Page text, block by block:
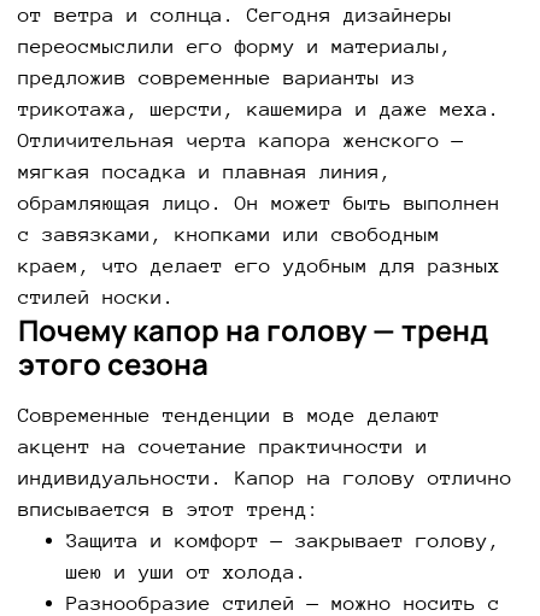
от ветра и солнца. Сегодня дизайнеры
переосмыслили его форму и материалы,
предложив современные варианты из
трикотажа, шерсти, кашемира и даже меха.
Отличительная черта капора женского —
мягкая посадка и плавная линия,
обрамляющая лицо. Он может быть выполнен
с завязками, кнопками или свободным
краем, что делает его удобным для разных
стилей носки.
Почему капор на голову — тренд
этого сезона
Современные тенденции в моде делают
акцент на сочетание практичности и
индивидуальности. Капор на голову отлично
вписывается в этот тренд:
Защита и комфорт — закрывает голову,
шею и уши от холода.
Разнообразие стилей — можно носить с